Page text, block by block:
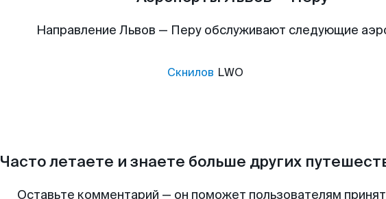
Направление Львов — Перу обслуживают следующие
Скнилов LWO
Часто летаете и знаете больше других
Оставьте комментарий — он поможет пользователям